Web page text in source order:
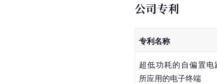
公司专利
专利名称
超低功耗的自偏置电
所应用的电子终端